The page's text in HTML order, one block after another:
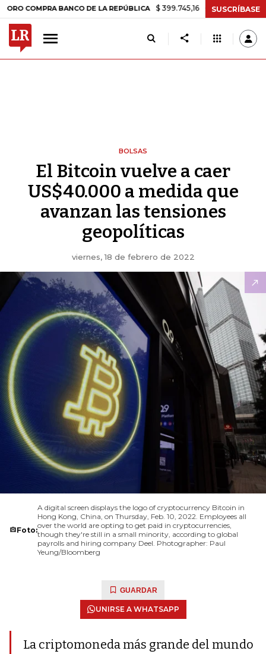
BANCO DE LA REPÚBLICA $ 399.745,16 +$ 2.295,71 +0,58%
SUSCRÍBASE
BOLSAS
El Bitcoin vuelve a caer
US$40.000 a medida que
avanzan las tensiones
geopolíticas
viernes, 18 de febrero de 2022
Foto:
A digital screen displays the logo of cryptocurrency Bitcoin in
Hong Kong, China, on Thursday, Feb. 10, 2022. Employees all
over the world are opting to get paid in cryptocurrencies,
though they're still in a small minority, according to global
payrolls and hiring company Deel. Photographer: Paul
Yeung/Bloomberg
GUARDAR
UNIRSE A WHATSAPP
La criptomoneda más grande del mundo